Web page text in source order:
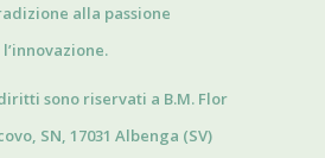
alla passione
sono riservati a B.M. Flor
SN, 17031 Albenga (SV)